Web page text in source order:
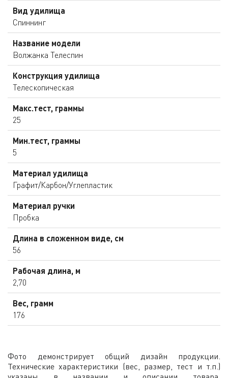
Вид удилища
Спиннинг
Название модели
Волжанка Телеспин
Конструкция удилища
Телескопическая
Макс.тест, граммы
25
Мин.тест, граммы
5
Материал удилища
Графит/Карбон/Углепластик
Материал ручки
Пробка
Длина в сложенном виде, см
56
Рабочая длина, м
2,70
Вес, грамм
176
Фото демонстрирует общий дизайн продукции.
Технические характеристики (вес, размер, тест и т.п.)